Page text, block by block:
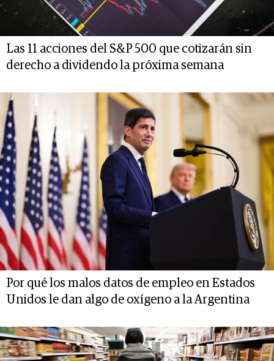
Las 11 acciones del S&P 500 que cotizarán sin
derecho a dividendo la próxima semana
Por qué los malos datos de empleo en Estados
Unidos le dan algo de oxígeno a la Argentina